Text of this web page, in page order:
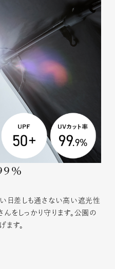
日差しも通さない高い遮光性
をしっかり守ります。公園の
す。